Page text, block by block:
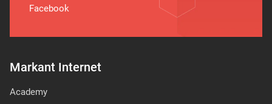
Markant Internet
Academy
Facebook